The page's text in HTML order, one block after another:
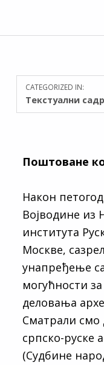
CATEGORIZED IN:
Текстуални
Поштоване
Након
Војводине из
института
Москве,
унапређење
могућности
деловања
Сматрали смо
српско-руске
(Судбине